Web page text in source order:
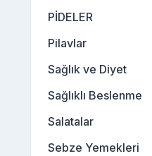
PİDELER
Pilavlar
Sağlık ve Diyet
Sağlıklı Beslenme
Salatalar
Sebze Yemekleri